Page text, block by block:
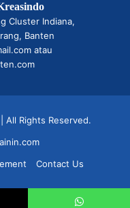
Cluster Indiana,
Banten
atau
Rights Reserved.
Contact Us